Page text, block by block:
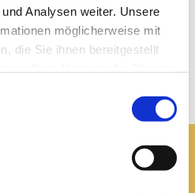
Analysen weiter. Unsere
möglicherweise mit
die Sie ihnen bereitgestellt